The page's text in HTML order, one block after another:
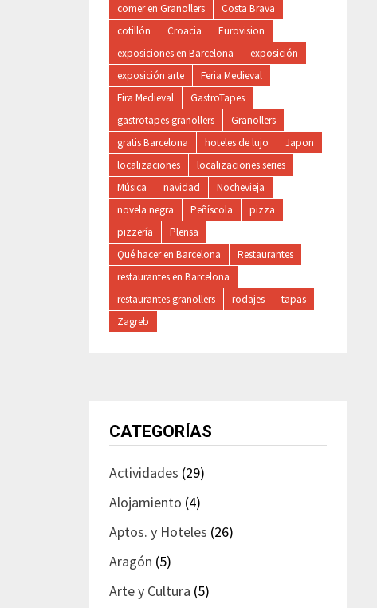
comer en Granollers
Costa Brava
cotillón
Croacia
Eurovision
exposiciones en Barcelona
exposición
exposición arte
Feria Medieval
Fira Medieval
GastroTapes
gastrotapes granollers
Granollers
gratis Barcelona
hoteles de lujo
Japon
localizaciones
localizaciones series
Música
navidad
Nochevieja
novela negra
Peñíscola
pizza
pizzería
Plensa
Qué hacer en Barcelona
Restaurantes
restaurantes en Barcelona
restaurantes granollers
rodajes
tapas
Zagreb
CATEGORÍAS
Actividades (29)
Alojamiento (4)
Aptos. y Hoteles (26)
Aragón (5)
Arte y Cultura (5)